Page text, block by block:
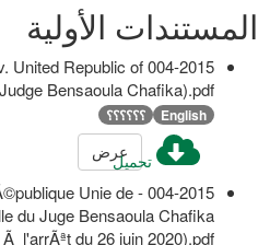
المستندات الأولية
v. United Republic of
Bensaoula Chafika).pdf
English ؟؟؟؟؟؟
تحميلعرض
RÃ©publique Unie de
du Juge Bensaoula Chafika
Ã l'arrÃªt du 26 juin 2020).pdf